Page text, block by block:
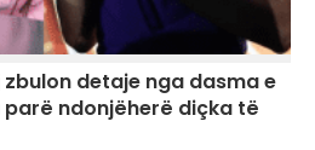
detaje nga dasma e
parë ndonjëherë diçka të